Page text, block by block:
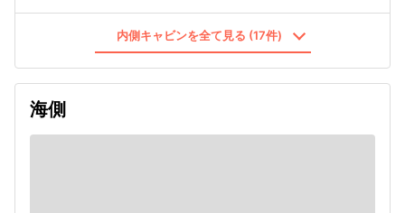
内側キャビンを全て見る (17件)
海側